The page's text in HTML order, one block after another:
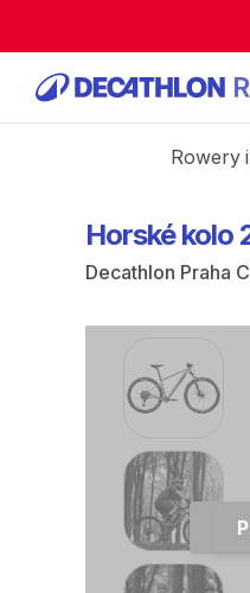
Rowery
Horské kolo
Decathlon Praha